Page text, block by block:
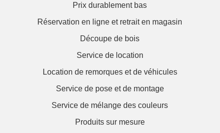
Prix durablement bas
Réservation en ligne et retrait en magasin
Découpe de bois
Service de location
Location de remorques et de véhicules
Service de pose et de montage
Service de mélange des couleurs
Produits sur mesure